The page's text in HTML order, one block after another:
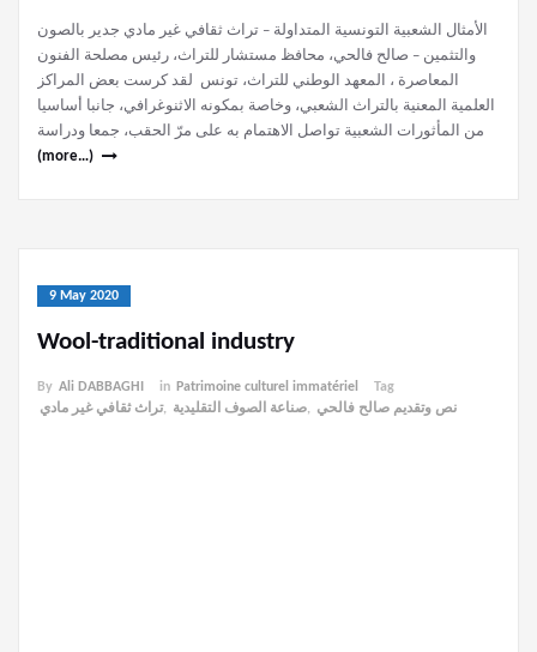
الأمثال الشعبية التونسية المتداولة – تراث ثقافي غير مادي جدير بالصون
والتثمين – صالح فالحي، محافظ مستشار للتراث، رئيس مصلحة الفنون
المعاصرة ، المعهد الوطني للتراث، تونس لقد كرست بعض المراكز
العلمية المعنية بالتراث الشعبي، وخاصة بمكونه الاثنوغرافي، جانبا أساسيا
من المأثورات الشعبية تواصل الاهتمام به على مرّ الحقب، جمعا ودراسة
(more…)
9 May 2020
Wool-traditional industry
By Ali DABBAGHI in Patrimoine culturel immatériel
Tag
تراث ثقافي غير مادي, صناعة الصوف التقليدية, نص وتقديم صالح فالحي